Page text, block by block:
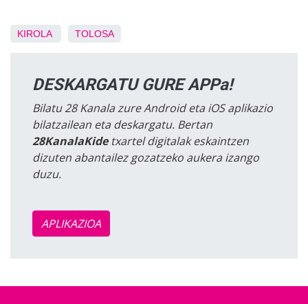
KIROLA TOLOSA
DESKARGATU GURE APPa!
Bilatu 28 Kanala zure Android eta iOS aplikazio
bilatzailean eta deskargatu. Bertan
28KanalaKidetxartel digitalak eskaintzen
dizuten abantailez gozatzeko aukera izango
duzu.
APLIKAZIOA